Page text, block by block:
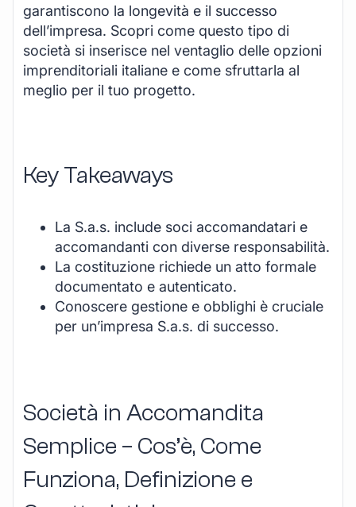
garantiscono la longevità e il successo
dell’impresa. Scopri come questo tipo di
società si inserisce nel ventaglio delle opzioni
imprenditoriali italiane e come sfruttarla al
meglio per il tuo progetto.
Key Takeaways
La S.a.s. include soci accomandatari e
accomandanti con diverse responsabilità.
La costituzione richiede un atto formale
documentato e autenticato.
Conoscere gestione e obblighi è cruciale
per un’impresa S.a.s. di successo.
Società in Accomandita
Semplice – Cos’è, Come
Funziona, Definizione e